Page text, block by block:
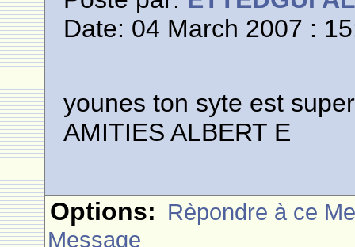
Date: 04 March 2007 :
younes ton syte est
AMITIES ALBERT E
Options: Rèpondre à ce
Message